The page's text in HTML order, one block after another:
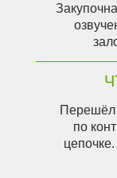
Перешёл
по